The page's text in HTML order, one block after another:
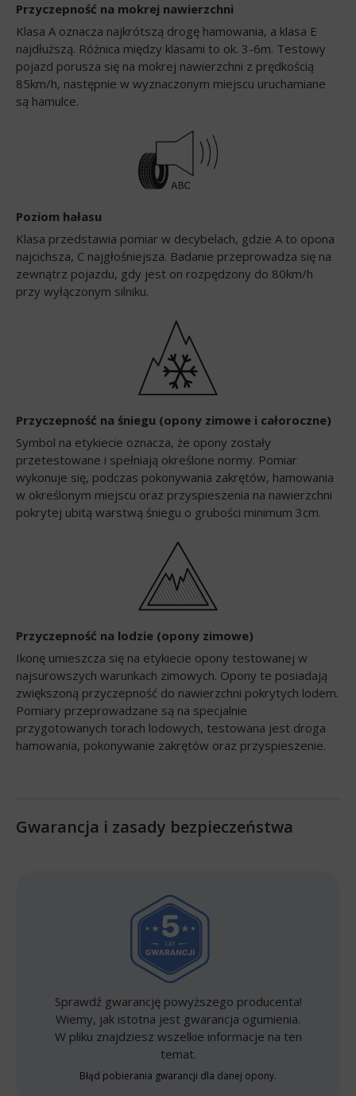
Przyczepność na mokrej nawierzchni
Klasa A oznacza najkrótszą drogę hamowania, a klasa E
najdłuższą. Różnica między klasami to ok. 3-6m. Testowy
pojazd porusza się na mokrej nawierzchni z prędkością
85km/h, następnie w wyznaczonym miejscu uruchamiane
są hamulce.
Poziom hałasu
Klasa przedstawia pomiar w decybelach, gdzie A to opona
najcichsza, C najgłośniejsza. Badanie przeprowadza się na
zewnątrz pojazdu, gdy jest on rozpędzony do 80km/h
przy wyłączonym silniku.
Przyczepność na śniegu (opony zimowe i całoroczne)
Symbol na etykiecie oznacza, że opony zostały
przetestowane i spełniają określone normy. Pomiar
wykonuje się, podczas pokonywania zakrętów, hamowania
w określonym miejscu oraz przyspieszenia na nawierzchni
pokrytej ubitą warstwą śniegu o grubości minimum 3cm.
Przyczepność na lodzie (opony zimowe)
Ikonę umieszcza się na etykiecie opony testowanej w
najsurowszych warunkach zimowych. Opony te posiadają
zwiększoną przyczepność do nawierzchni pokrytych lodem.
Pomiary przeprowadzane są na specjalnie
przygotowanych torach lodowych, testowana jest droga
hamowania, pokonywanie zakrętów oraz przyspieszenie.
Gwarancja i zasady bezpieczeństwa
Sprawdź gwarancję powyższego producenta!
Wiemy, jak istotna jest gwarancja ogumienia.
W pliku znajdziesz wszelkie informacje na ten
temat.
Błąd pobierania gwarancji dla danej opony.